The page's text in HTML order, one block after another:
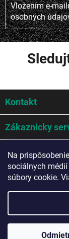
Na
sociálnych
súbory cookie.
Vložením e-
osobných
p
t
Kontakt
Zákaznicky
Mohlo by sa
Potrebujete
Copyright 2026A-